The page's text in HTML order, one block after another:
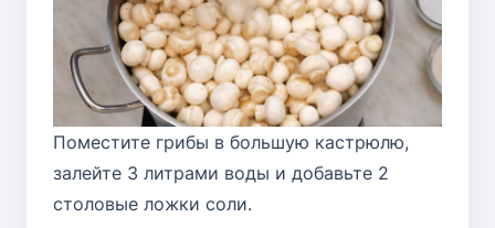
Поместите грибы в большую кастрюлю,
залейте 3 литрами воды и добавьте 2
столовые ложки соли.